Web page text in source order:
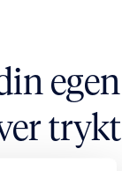
egen
trykt